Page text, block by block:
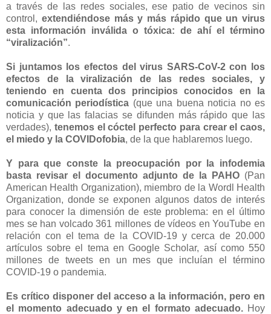
a través de las redes sociales, ese patio de vecinos sin
control, extendiéndose más y más rápido que un virus
esta información inválida o tóxica: de ahí el término
“viralización”.
Si juntamos los efectos del virus SARS-CoV-2 con los
efectos de la viralización de las redes sociales, y
teniendo en cuenta dos principios conocidos en la
comunicación periodística (que una buena noticia no es
noticia y que las falacias se difunden más rápido que las
verdades), tenemos el cóctel perfecto para crear el caos,
el miedo y la COVIDofobia, de la que hablaremos luego.
Y para que conste la preocupación por la infodemia
basta revisar el documento adjunto de la PAHO (Pan
American Health Organization), miembro de la Wordl Health
Organization, donde se exponen algunos datos de interés
para conocer la dimensión de este problema: en el último
mes se han volcado 361 millones de vídeos en YouTube en
relación con el tema de la COVID-19 y cerca de 20.000
artículos sobre el tema en Google Scholar, así como 550
millones de tweets en un mes que incluían el término
COVID-19 o pandemia.
Es crítico disponer del acceso a la información, pero en
el momento adecuado y en el formato adecuado. Hoy